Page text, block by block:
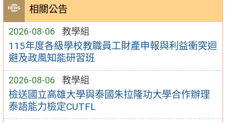
相關公告
2026-08-06 教學組
115年度各級學校教職員工財產申報與利益衝突迴
避及政風知能研習班
2026-08-06 教學組
檢送國立高雄大學與泰國朱拉隆功大學合作辦理
泰語能力檢定CUTFL